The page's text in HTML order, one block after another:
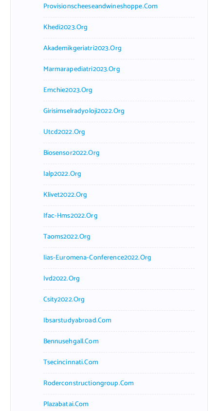
Provisionscheeseandwineshoppe.com
Khedi2023.org
Akademikgeriatri2023.org
Marmarapediatri2023.org
Emchie2023.org
Girisimselradyoloji2022.org
Utcd2022.org
Biosensor2022.org
Ialp2022.org
Klivet2022.org
Ifac-Hms2022.org
Taoms2022.org
Iias-Euromena-Conference2022.org
Ivd2022.org
Csity2022.org
Ibsarstudyabroad.com
Bennusehgall.com
Tsecincinnati.com
Roderconstructiongroup.com
Plazabatai.com